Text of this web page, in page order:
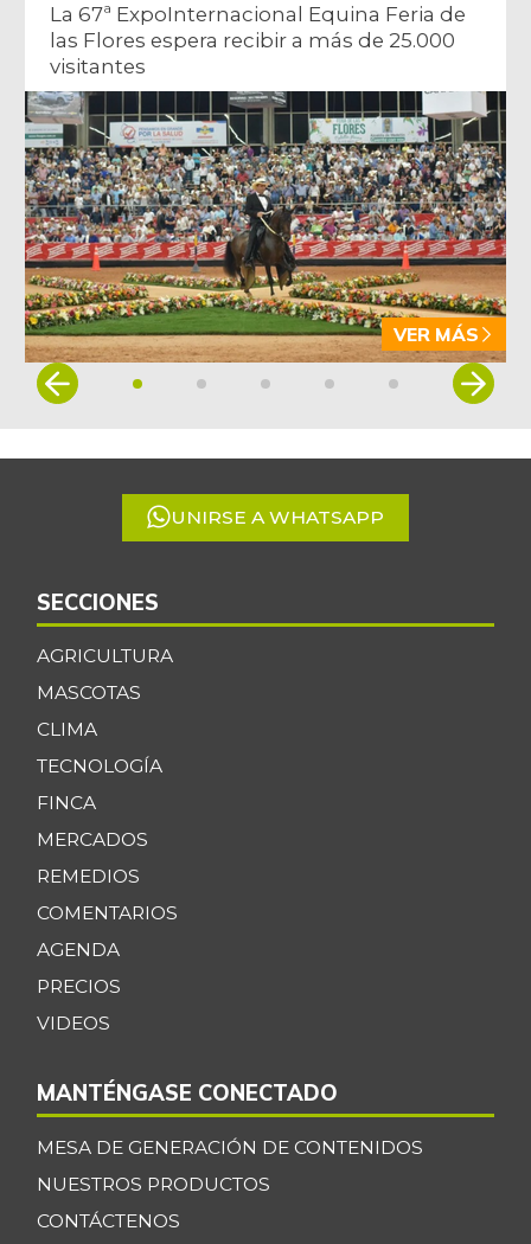
La 67ª ExpoInternacional Equina Feria de
las Flores espera recibir a más de 25.000
visitantes
VER MÁS
Item
5
UNIRSE A WHATSAPP
SECCIONES
AGRICULTURA
MASCOTAS
CLIMA
TECNOLOGÍA
FINCA
MERCADOS
REMEDIOS
COMENTARIOS
AGENDA
PRECIOS
VIDEOS
MANTÉNGASE CONECTADO
MESA DE GENERACIÓN DE CONTENIDOS
NUESTROS PRODUCTOS
CONTÁCTENOS